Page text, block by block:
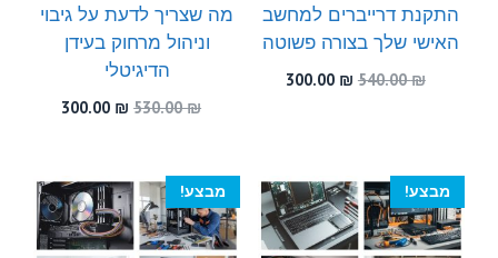
התקנת דרייברים למחשב
האישי שלך בצורה פשוטה
540.00₪
המחיר
300.00 ₪
מה שצריך לדעת על גיבוי
וניהול מרחוק בעידן
הדיגיטלי
530.00₪
המחיר
300.00 ₪
המחיר
מבצע! מבצע!